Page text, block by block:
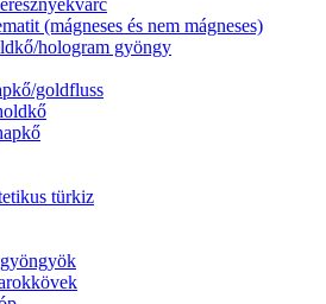
(mágneses és nem mágneses)
hologram gyöngy
goldfluss
türkiz